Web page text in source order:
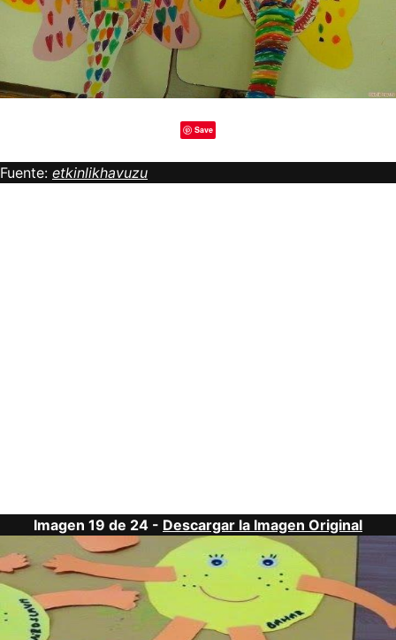
Save
Fuente: etkinlikhavuzu
Imagen 19 de 24 - Descargar la Imagen Original